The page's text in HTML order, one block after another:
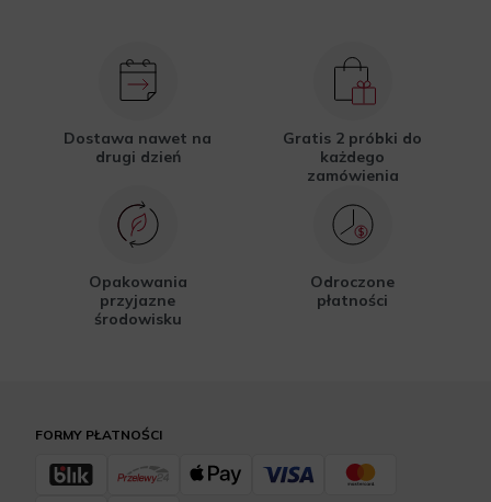
Dostawa nawet na
drugi dzień
Gratis 2 próbki do
każdego
zamówienia
Opakowania
przyjazne
środowisku
Odroczone
płatności
FORMY PŁATNOŚCI